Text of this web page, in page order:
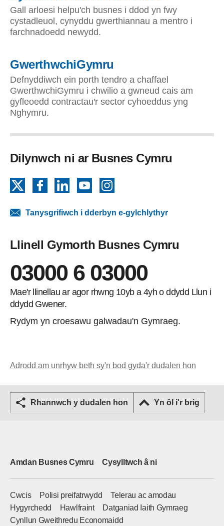
Gall arloesi helpu'ch busnes i ddod yn fwy
cystadleuol, cynyddu gwerthiannau a mentro i
farchnadoedd newydd.
GwerthwchiGymru
Defnyddiwch ein porth tendro a chaffael
GwerthwchiGymru i chwilio a gwneud cais am
gyfleoedd contractau'r sector cyhoeddus yng
Nghymru.
Dilynwch ni ar Busnes Cymru
FacebookLinkedInYouTube
Tanysgrifiwch i dderbyn e-gylchlythyr
Llinell Gymorth Busnes Cymru
03000 6 03000
Mae'r llinellau ar agor rhwng 10yb a 4yh o ddydd Llun i
ddydd Gwener.
Rydym yn croesawu galwadau'n Gymraeg.
Adrodd am unrhyw beth sy'n bod gyda'r dudalen hon
Rhannwch y dudalen hon Yn ôl i'r brig
Amdan Busnes Cymru Cysylltwch â ni
Cwcis Polisi preifatrwydd
Telerau ac amodau
Hygyrchedd
Hawlfraint
Datganiad Iaith Gymraeg
Cynllun Gweithredu Economaidd